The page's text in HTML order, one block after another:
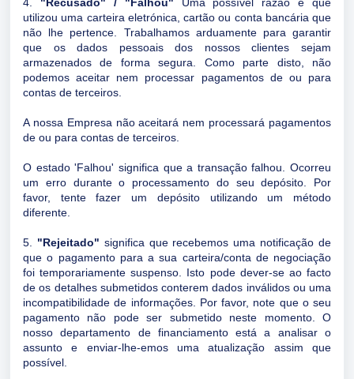
utilizou uma carteira eletrónica, cartão ou conta bancária que
não lhe pertence. Trabalhamos arduamente para garantir
que os dados pessoais dos nossos clientes sejam
armazenados de forma segura. Como parte disto, não
podemos aceitar nem processar pagamentos de ou para
contas de terceiros.
A nossa Empresa não aceitará nem processará pagamentos
de ou para contas de terceiros.
O estado 'Falhou' significa que a transação falhou. Ocorreu
um erro durante o processamento do seu depósito. Por
favor, tente fazer um depósito utilizando um método
diferente.
5. "Rejeitado" significa que recebemos uma notificação de
que o pagamento para a sua carteira/conta de negociação
foi temporariamente suspenso. Isto pode dever-se ao facto
de os detalhes submetidos conterem dados inválidos ou uma
incompatibilidade de informações. Por favor, note que o seu
pagamento não pode ser submetido neste momento. O
nosso departamento de financiamento está a analisar o
assunto e enviar-lhe-emos uma atualização assim que
possível.